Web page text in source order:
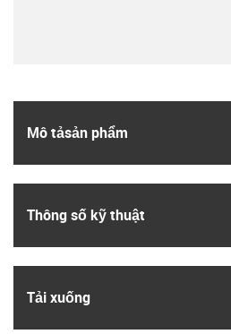
Mô tả­sản phẩm
Thông số kỹ thuật
Tải xuống